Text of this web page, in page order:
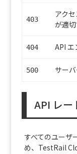
403
アク
が適
404 API エ
500 サーバ
API レー
すべてのユーザ
め、TestRail